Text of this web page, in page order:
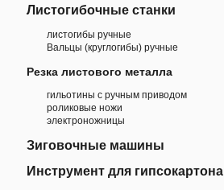
Листогибочные станки
листогибы ручные
Вальцы (круглогибы) ручные
Резка листового металла
гильотины с ручным приводом
роликовые ножи
электроножницы
Зиговочные машины
Инструмент для гипсокартона